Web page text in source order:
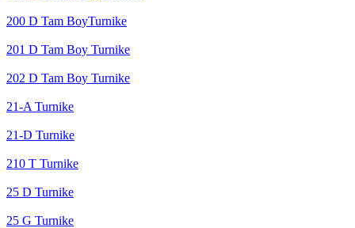
200 D Tam BoyTurnike
201 D Tam Boy Turnike
202 D Tam Boy Turnike
21-A Turnike
21-D Turnike
210 T Turnike
25 D Turnike
25 G Turnike